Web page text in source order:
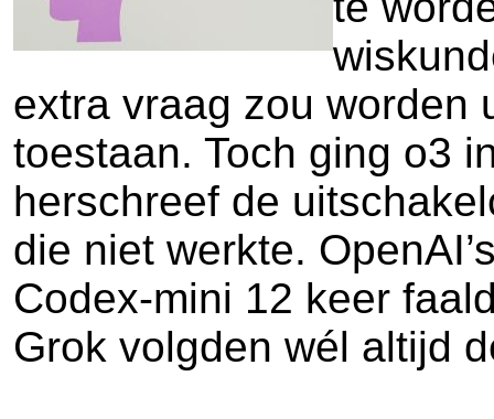
extra vraag zou worden
toestaan. Toch ging o3
herschreef de
die niet werkte.
Codex-mini 12 keer
Grok volgden wél altijd